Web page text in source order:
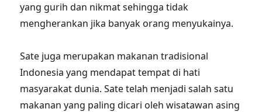
yang gurih dan nikmat sehingga tidak
mengherankan jika banyak orang menyukainya.
Sate juga merupakan makanan tradisional
Indonesia yang mendapat tempat di hati
masyarakat dunia. Sate telah menjadi salah satu
makanan yang paling dicari oleh wisatawan asing